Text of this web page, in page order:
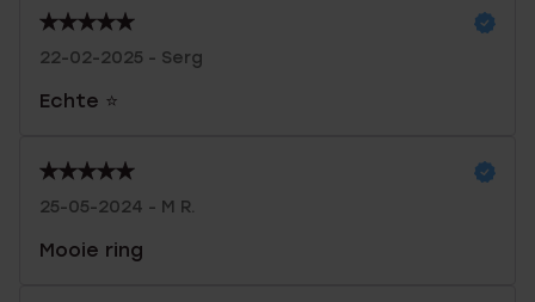
22-02-2025 - Serg
Echte ⭐️
25-05-2024 - M R.
Mooie ring